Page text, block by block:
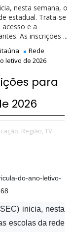
nesta semana, o
estadual. Trata-se
e a
As inscrições ...
Rede
letivo de 2026
para
2026
Região, TV
inicia, nesta
escolas da rede